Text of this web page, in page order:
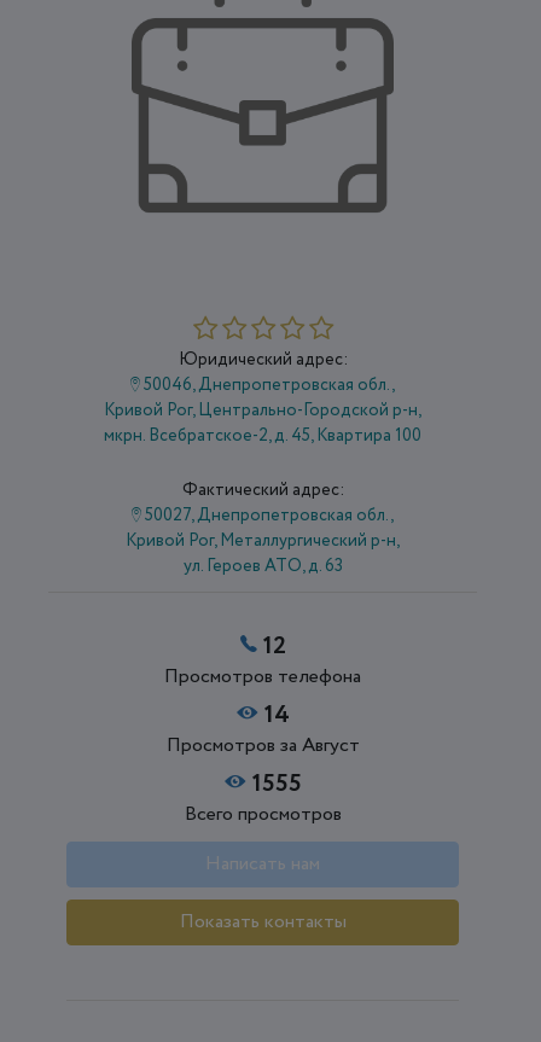
Юридический адрес:
50046, Днепропетровская обл.,
Кривой Рог, Центрально-Городской р-н,
мкрн. Всебратское-2, д. 45, Квартира 100
Фактический адрес:
50027, Днепропетровская обл.,
Кривой Рог, Металлургический р-н,
ул. Героев АТО, д. 63
12
Просмотров телефона
14
Просмотров за Август
1555
Всего просмотров
Написать нам
Показать контакты